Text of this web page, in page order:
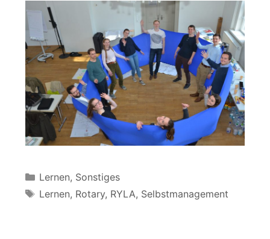
Kategorien
Lernen, Sonstiges
Schlagwörter
Lernen, Rotary, RYLA, Selbstmanagement